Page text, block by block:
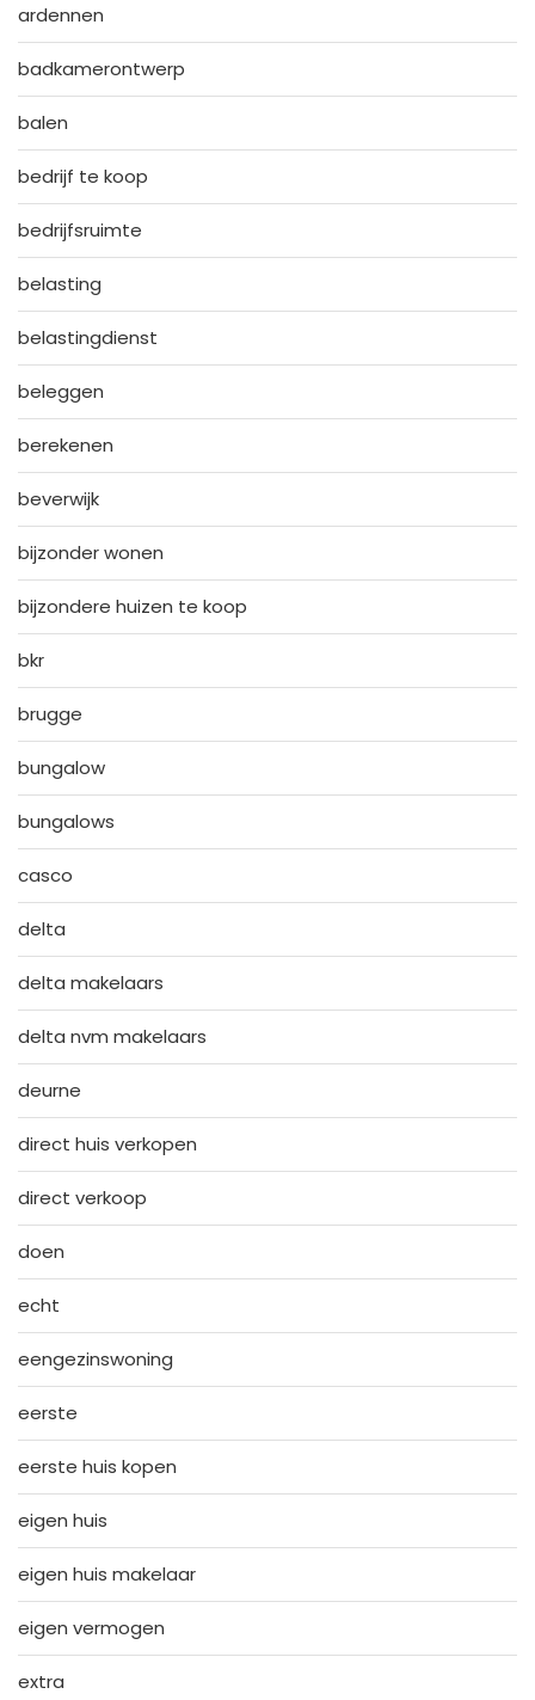
ardennen
badkamerontwerp
balen
bedrijf te koop
bedrijfsruimte
belasting
belastingdienst
beleggen
berekenen
beverwijk
bijzonder wonen
bijzondere huizen te koop
bkr
brugge
bungalow
bungalows
casco
delta
delta makelaars
delta nvm makelaars
deurne
direct huis verkopen
direct verkoop
doen
echt
eengezinswoning
eerste
eerste huis kopen
eigen huis
eigen huis makelaar
eigen vermogen
extra